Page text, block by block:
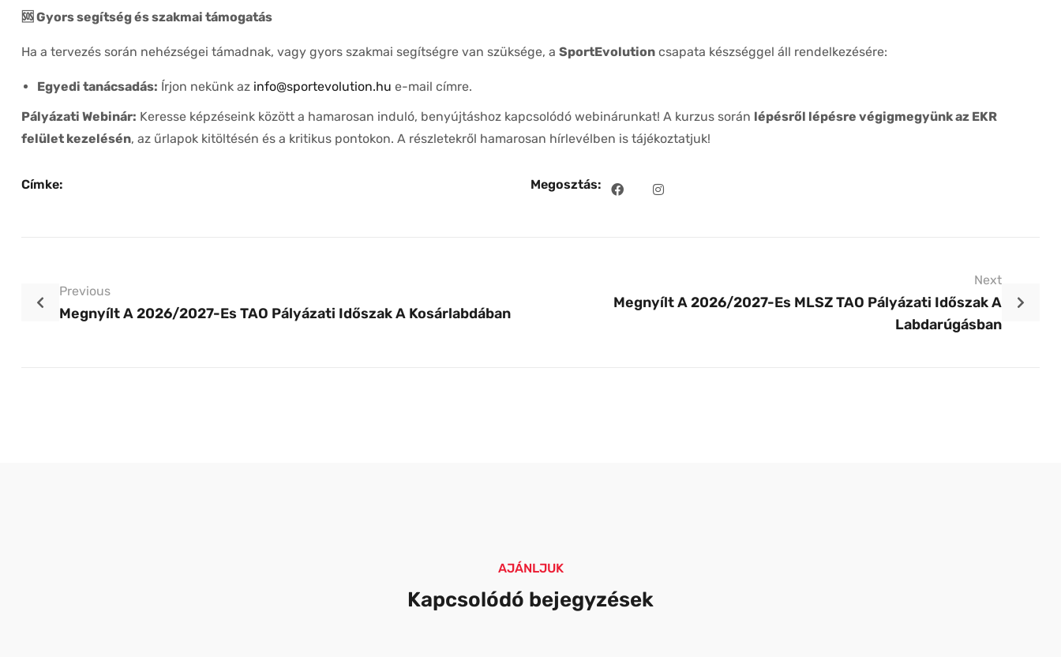
🆘 Gyors segítség és szakmai támogatás
Ha a tervezés során nehézségei támadnak, vagy gyors szakmai segítségre van szüksége, a SportEvolution csapata készséggel áll rendelkezésére:
Egyedi tanácsadás: Írjon nekünk az info@sportevolution.hu e-mail címre.
Pályázati Webinár: Keresse képzéseink között a hamarosan induló, benyújtáshoz kapcsolódó webinárunkat! A kurzus során lépésről lépésre végigmegyünk az EKR
felület kezelésén, az űrlapok kitöltésén és a kritikus pontokon. A részletekről hamarosan hírlevélben is tájékoztatjuk!
Címke: Megosztás:
Previous
Megnyílt A 2026/2027-Es TAO Pályázati Időszak A Kosárlabdában
Next
Megnyílt A 2026/2027-Es MLSZ TAO Pályázati Időszak A
Labdarúgásban
AJÁNLJUK
Kapcsolódó bejegyzések